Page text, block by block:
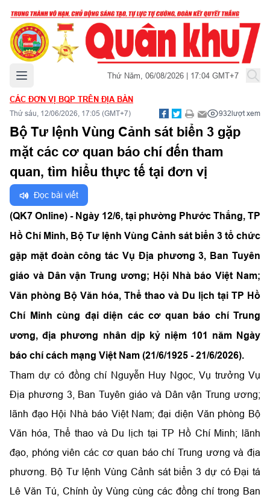
Mở menu chính Thứ Năm, 06/08/2026 | 17:04 GMT+7
CÁC ĐƠN VỊ BQP TRÊN ĐỊA BÀN
Thứ sáu, 12/06/2026, 17:05 (GMT+7) 932lượt xem
Bộ Tư lệnh Vùng Cảnh sát biển 3 gặp
mặt các cơ quan báo chí đến tham
quan, tìm hiểu thực tế tại đơn vị
Đọc bài viết
(QK7 Online) - Ngày 12/6, tại phường Phước Thắng, TP
Hồ Chí Minh, Bộ Tư lệnh Vùng Cảnh sát biển 3 tổ chức
gặp mặt đoàn công tác Vụ Địa phương 3, Ban Tuyên
giáo và Dân vận Trung ương; Hội Nhà báo Việt Nam;
Văn phòng Bộ Văn hóa, Thể thao và Du lịch tại TP Hồ
Chí Minh cùng đại diện các cơ quan báo chí Trung
ương, địa phương nhân dịp kỷ niệm 101 năm Ngày
báo chí cách mạng Việt Nam (21/6/1925 - 21/6/2026).
Tham dự có đồng chí Nguyễn Huy Ngọc, Vụ trưởng Vụ
Địa phương 3, Ban Tuyên giáo và Dân vận Trung ương;
lãnh đạo Hội Nhà báo Việt Nam; đại diện Văn phòng Bộ
Văn hóa, Thể thao và Du lịch tại TP Hồ Chí Minh; lãnh
đạo, phóng viên các cơ quan báo chí Trung ương và địa
phương. Bộ Tư lệnh Vùng Cảnh sát biển 3 dự có Đại tá
Lê Văn Tú, Chính ủy Vùng cùng các đồng chí trong Ban